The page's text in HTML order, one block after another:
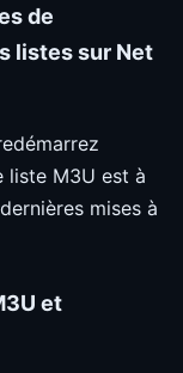
de
listes sur Net
liste M3U est à
mises à
et